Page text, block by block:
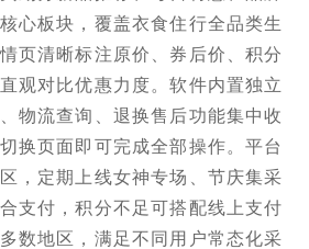
心板块，覆盖衣食住行全品类生
页清晰标注原价、券后价、积分
观对比优惠力度。软件内置独立
物流查询、退换售后功能集中收
换页面即可完成全部操作。平台
，定期上线女神专场、节庆集采
支付，积分不足可搭配线上支付
数地区，满足不同用户常态化采